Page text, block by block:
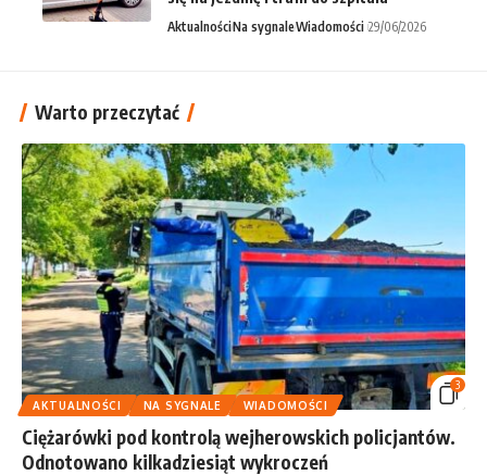
AktualnościNa sygnaleWiadomości 29/06/2026
Warto przeczytać
3
AKTUALNOŚCI
NA SYGNALE WIADOMOŚCI
Ciężarówki pod kontrolą wejherowskich policjantów.
Odnotowano kilkadziesiąt wykroczeń